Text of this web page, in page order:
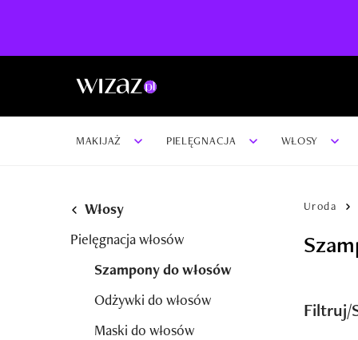
MAKIJAŻ PIELĘGNACJA WŁOSY
Włosy
Pielęgnacja włosów
Szampony do włosów
Odżywki do włosów
Maski do włosów
Uroda